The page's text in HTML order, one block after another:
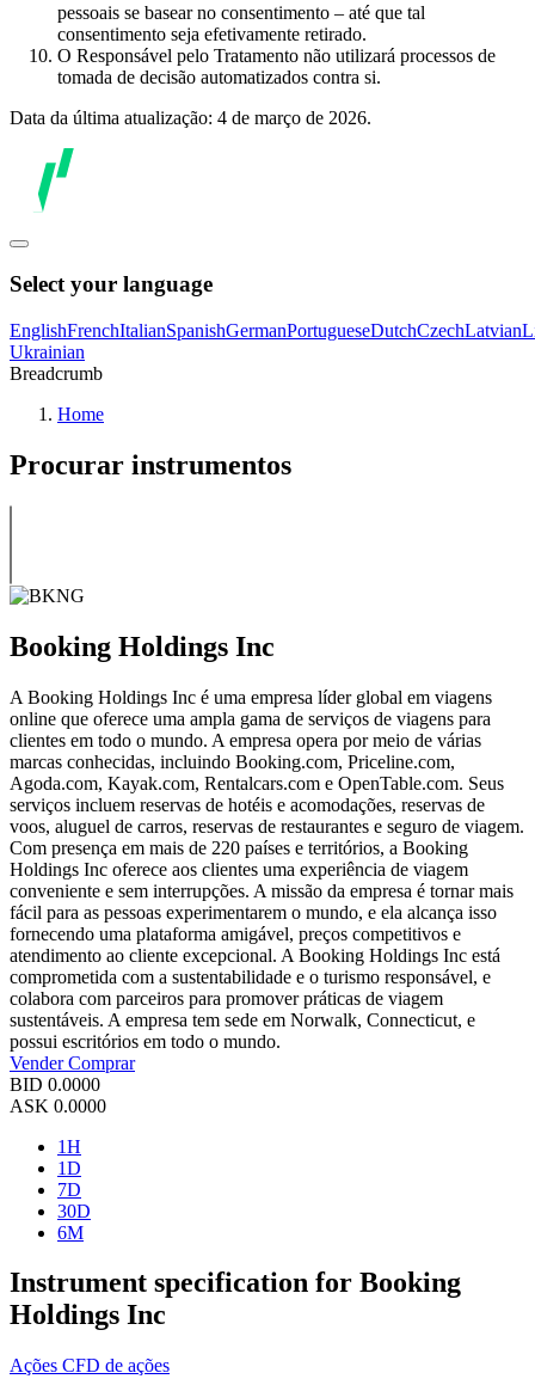
pessoais se basear no consentimento – até que tal
consentimento seja efetivamente retirado.
O Responsável pelo Tratamento não utilizará processos de
tomada de decisão automatizados contra si.
Data da última atualização: 4 de março de 2026.
Select your language
EnglishFrenchItalianSpanishGermanPortugueseDutchCzechLatvian
Ukrainian
Breadcrumb
Home
Procurar instrumentos
Booking Holdings Inc
A Booking Holdings Inc é uma empresa líder global em viagens
online que oferece uma ampla gama de serviços de viagens para
clientes em todo o mundo. A empresa opera por meio de várias
marcas conhecidas, incluindo Booking.com, Priceline.com,
Agoda.com, Kayak.com, Rentalcars.com e OpenTable.com. Seus
serviços incluem reservas de hotéis e acomodações, reservas de
voos, aluguel de carros, reservas de restaurantes e seguro de viagem.
Com presença em mais de 220 países e territórios, a Booking
Holdings Inc oferece aos clientes uma experiência de viagem
conveniente e sem interrupções. A missão da empresa é tornar mais
fácil para as pessoas experimentarem o mundo, e ela alcança isso
fornecendo uma plataforma amigável, preços competitivos e
atendimento ao cliente excepcional. A Booking Holdings Inc está
comprometida com a sustentabilidade e o turismo responsável, e
colabora com parceiros para promover práticas de viagem
sustentáveis. A empresa tem sede em Norwalk, Connecticut, e
possui escritórios em todo o mundo.
VenderComprar
BID 0.0000
ASK 0.0000
1H
1D
7D
30D
6M
Instrument specification for Booking
Holdings Inc
Ações CFD de ações